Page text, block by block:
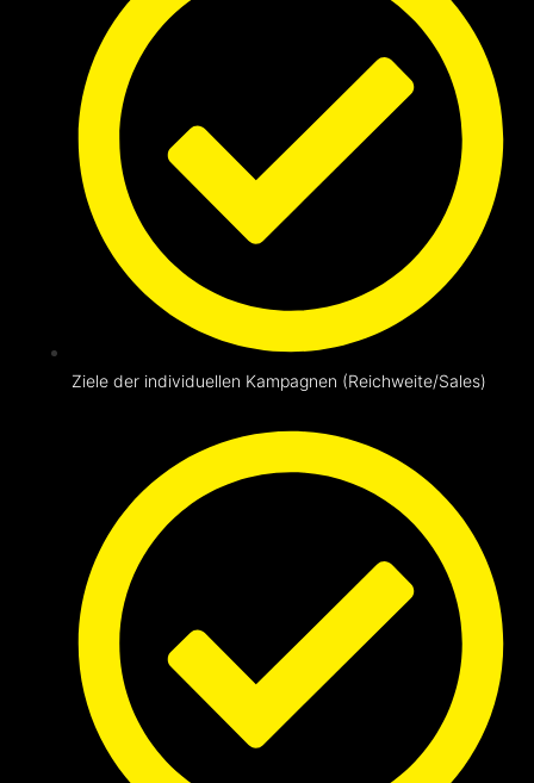
Ziele der individuellen Kampagnen (Reichweite/Sales)